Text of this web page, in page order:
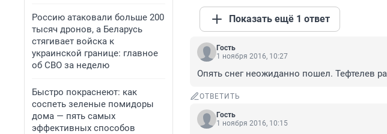
Россию атаковали больше 200
тысяч дронов, а Беларусь
стягивает войска к
украинской границе: главное
об СВО за неделю
Быстро покраснеют: как
соспеть зеленые помидоры
дома — пять самых
эффективных способов
Показать ещё 1 ответ
Гость
1 ноября 2016, 10:27
Опять снег неожиданно пошел. Тефтелев
ОТВЕТИТЬ
Гость
1 ноября 2016, 10:15